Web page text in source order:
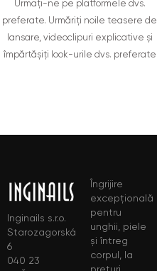
Urmați-ne pe platformele dvs.
preferate. Urmăriți noile teasere de
lansare, videoclipuri explicative și
împărtășiți look-urile dvs. preferate
Inginails s.r.o.
Starozagorská
6
040 23
Îngrijire
excepțională
pentru
unghii, piele
și întreg
corpul, la